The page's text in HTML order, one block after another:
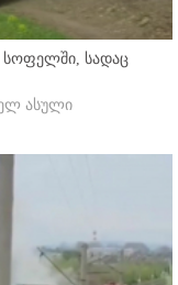
სადაც
ასული